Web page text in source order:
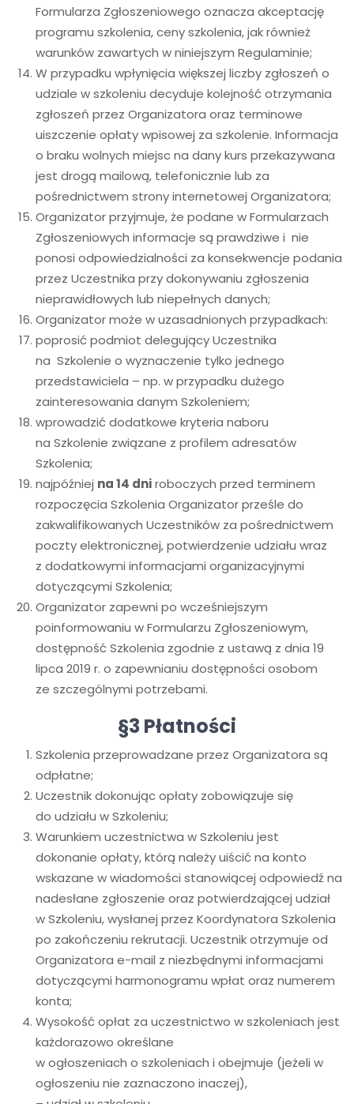
Formularza Zgłoszeniowego oznacza akceptację
programu szkolenia, ceny szkolenia, jak również
warunków zawartych w niniejszym Regulaminie;
W przypadku wpłynięcia większej liczby zgłoszeń o
udziale w szkoleniu decyduje kolejność otrzymania
zgłoszeń przez Organizatora oraz terminowe
uiszczenie opłaty wpisowej za szkolenie. Informacja
o braku wolnych miejsc na dany kurs przekazywana
jest drogą mailową, telefonicznie lub za
pośrednictwem strony internetowej Organizatora;
Organizator przyjmuje, że podane w Formularzach
Zgłoszeniowych informacje są prawdziwe i nie
ponosi odpowiedzialności za konsekwencje podania
przez Uczestnika przy dokonywaniu zgłoszenia
nieprawidłowych lub niepełnych danych;
Organizator może w uzasadnionych przypadkach:
poprosić podmiot delegujący Uczestnika
na Szkolenie o wyznaczenie tylko jednego
przedstawiciela – np. w przypadku dużego
zainteresowania danym Szkoleniem;
wprowadzić dodatkowe kryteria naboru
na Szkolenie związane z profilem adresatów
Szkolenia;
najpóźniej na 14 dniroboczych przed terminem
rozpoczęcia Szkolenia Organizator prześle do
zakwalifikowanych Uczestników za pośrednictwem
poczty elektronicznej, potwierdzenie udziału wraz
z dodatkowymi informacjami organizacyjnymi
dotyczącymi Szkolenia;
Organizator zapewni po wcześniejszym
poinformowaniu w Formularzu Zgłoszeniowym,
dostępność Szkolenia zgodnie z ustawą z dnia 19
lipca 2019 r. o zapewnianiu dostępności osobom
ze szczególnymi potrzebami.
§3 Płatności
Szkolenia przeprowadzane przez Organizatora są
odpłatne;
Uczestnik dokonując opłaty zobowiązuje się
do udziału w Szkoleniu;
Warunkiem uczestnictwa w Szkoleniu jest
dokonanie opłaty, którą należy uiścić na konto
wskazane w wiadomości stanowiącej odpowiedź na
nadesłane zgłoszenie oraz potwierdzającej udział
w Szkoleniu, wysłanej przez Koordynatora Szkolenia
po zakończeniu rekrutacji. Uczestnik otrzymuje od
Organizatora e-mail z niezbędnymi informacjami
dotyczącymi harmonogramu wpłat oraz numerem
konta;
Wysokość opłat za uczestnictwo w szkoleniach jest
każdorazowo określane
w ogłoszeniach o szkoleniach i obejmuje (jeżeli w
ogłoszeniu nie zaznaczono inaczej),